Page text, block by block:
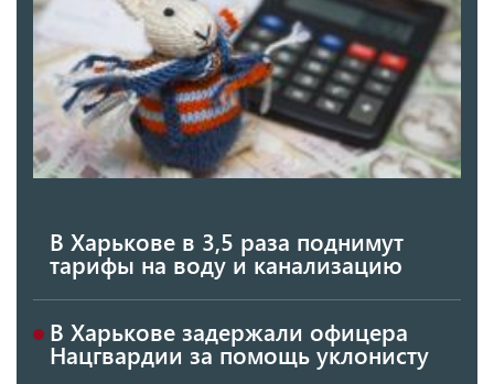
В Харькове в 3,5 раза поднимут
тарифы на воду и канализацию
В Харькове задержали офицера
Нацгвардии за помощь уклонисту